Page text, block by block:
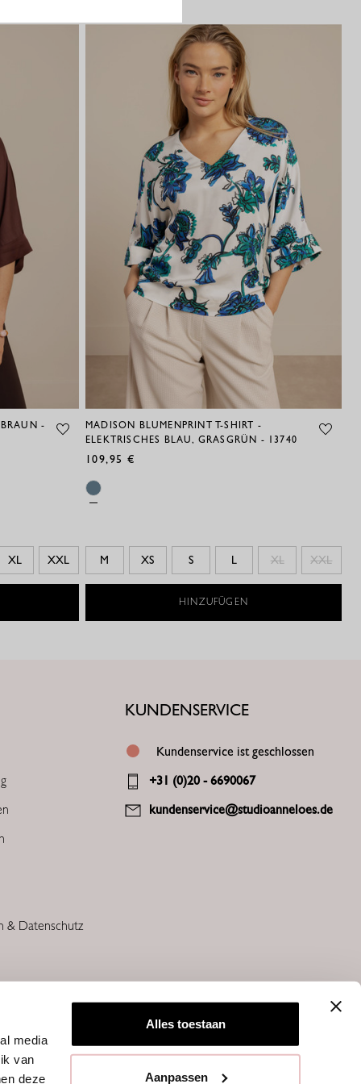
media
van
deze
Alles toestaan
Aanpassen
-
XL XXL
MADISON BLUMENPRINT T-SHIRT -
ELEKTRISCHES BLAU, GRASGRÜN - 13740
109,95 €
M XS S L XL XXL
HINZUFÜGEN
& Datenschutz
KUNDENSERVICE
Kundenservice ist geschlossen
+31 (0)20 - 6690067
kundenservice@studioanneloes.de
STUDIO ANNELOES © 2026